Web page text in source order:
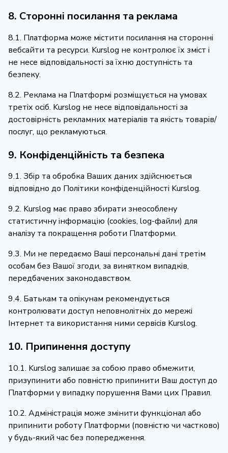
8. Сторонні посилання та реклама
8.1. Платформа може містити посилання на сторонні
вебсайти та ресурси. Kurslog не контролює їх зміст і
не несе відповідальності за їхню доступність та
безпеку.
8.2. Реклама на Платформі розміщується на умовах
третіх осіб. Kurslog не несе відповідальності за
достовірність рекламних матеріалів та якість товарів/
послуг, що рекламуються.
9. Конфіденційність та безпека
9.1. Збір та обробка Ваших даних здійснюється
відповідно до Політики конфіденційності Kurslog.
9.2. Kurslog має право збирати знеособлену
статистичну інформацію (cookies, log-файли) для
аналізу та покращення роботи Платформи.
9.3. Ми не передаємо Ваші персональні дані третім
особам без Вашої згоди, за винятком випадків,
передбачених законодавством.
9.4. Батькам та опікунам рекомендується
контролювати доступ неповнолітніх до мережі
Інтернет та використання ними сервісів Kurslog.
10. Припинення доступу
10.1. Kurslog залишає за собою право обмежити,
призупинити або повністю припинити Ваш доступ до
Платформи у випадку порушення Вами цих Правил.
10.2. Адміністрація може змінити функціонал або
припинити роботу Платформи (повністю чи частково)
у будь-який час без попередження.